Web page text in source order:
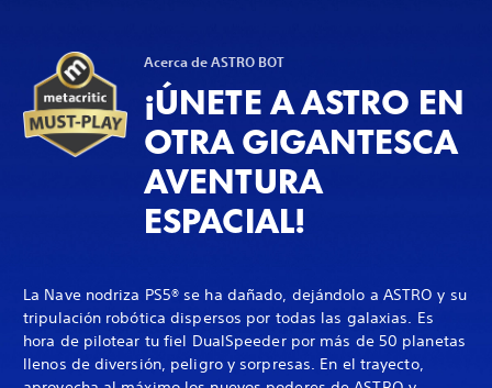
Acerca de ASTRO BOT
¡ÚNETE A ASTRO EN
OTRA GIGANTESCA
AVENTURA
ESPACIAL!
La Nave nodriza PS5® se ha dañado, dejándolo a ASTRO y su
tripulación robótica dispersos por todas las galaxias. Es
hora de pilotear tu fiel DualSpeeder por más de 50 planetas
llenos de diversión, peligro y sorpresas. En el trayecto,